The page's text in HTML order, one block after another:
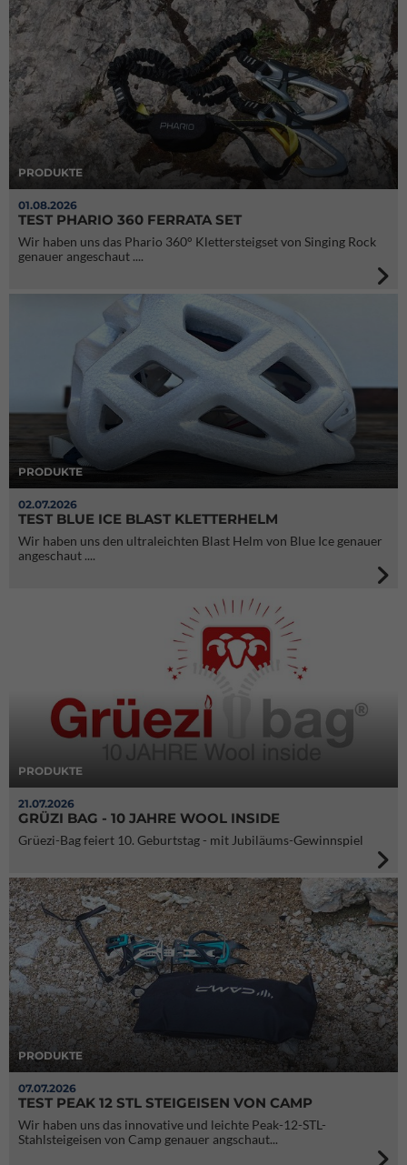
PRODUKTE
01.08.2026
TEST PHARIO 360 FERRATA SET
Wir haben uns das Phario 360° Klettersteigset von Singing Rock
genauer angeschaut ....
PRODUKTE
02.07.2026
TEST BLUE ICE BLAST KLETTERHELM
Wir haben uns den ultraleichten Blast Helm von Blue Ice genauer
angeschaut ....
PRODUKTE
21.07.2026
GRÜZI BAG - 10 JAHRE WOOL INSIDE
Grüezi-Bag feiert 10. Geburtstag - mit Jubiläums-Gewinnspiel
PRODUKTE
07.07.2026
TEST PEAK 12 STL STEIGEISEN VON CAMP
Wir haben uns das innovative und leichte Peak-12-STL-
Stahlsteigeisen von Camp genauer angschaut...